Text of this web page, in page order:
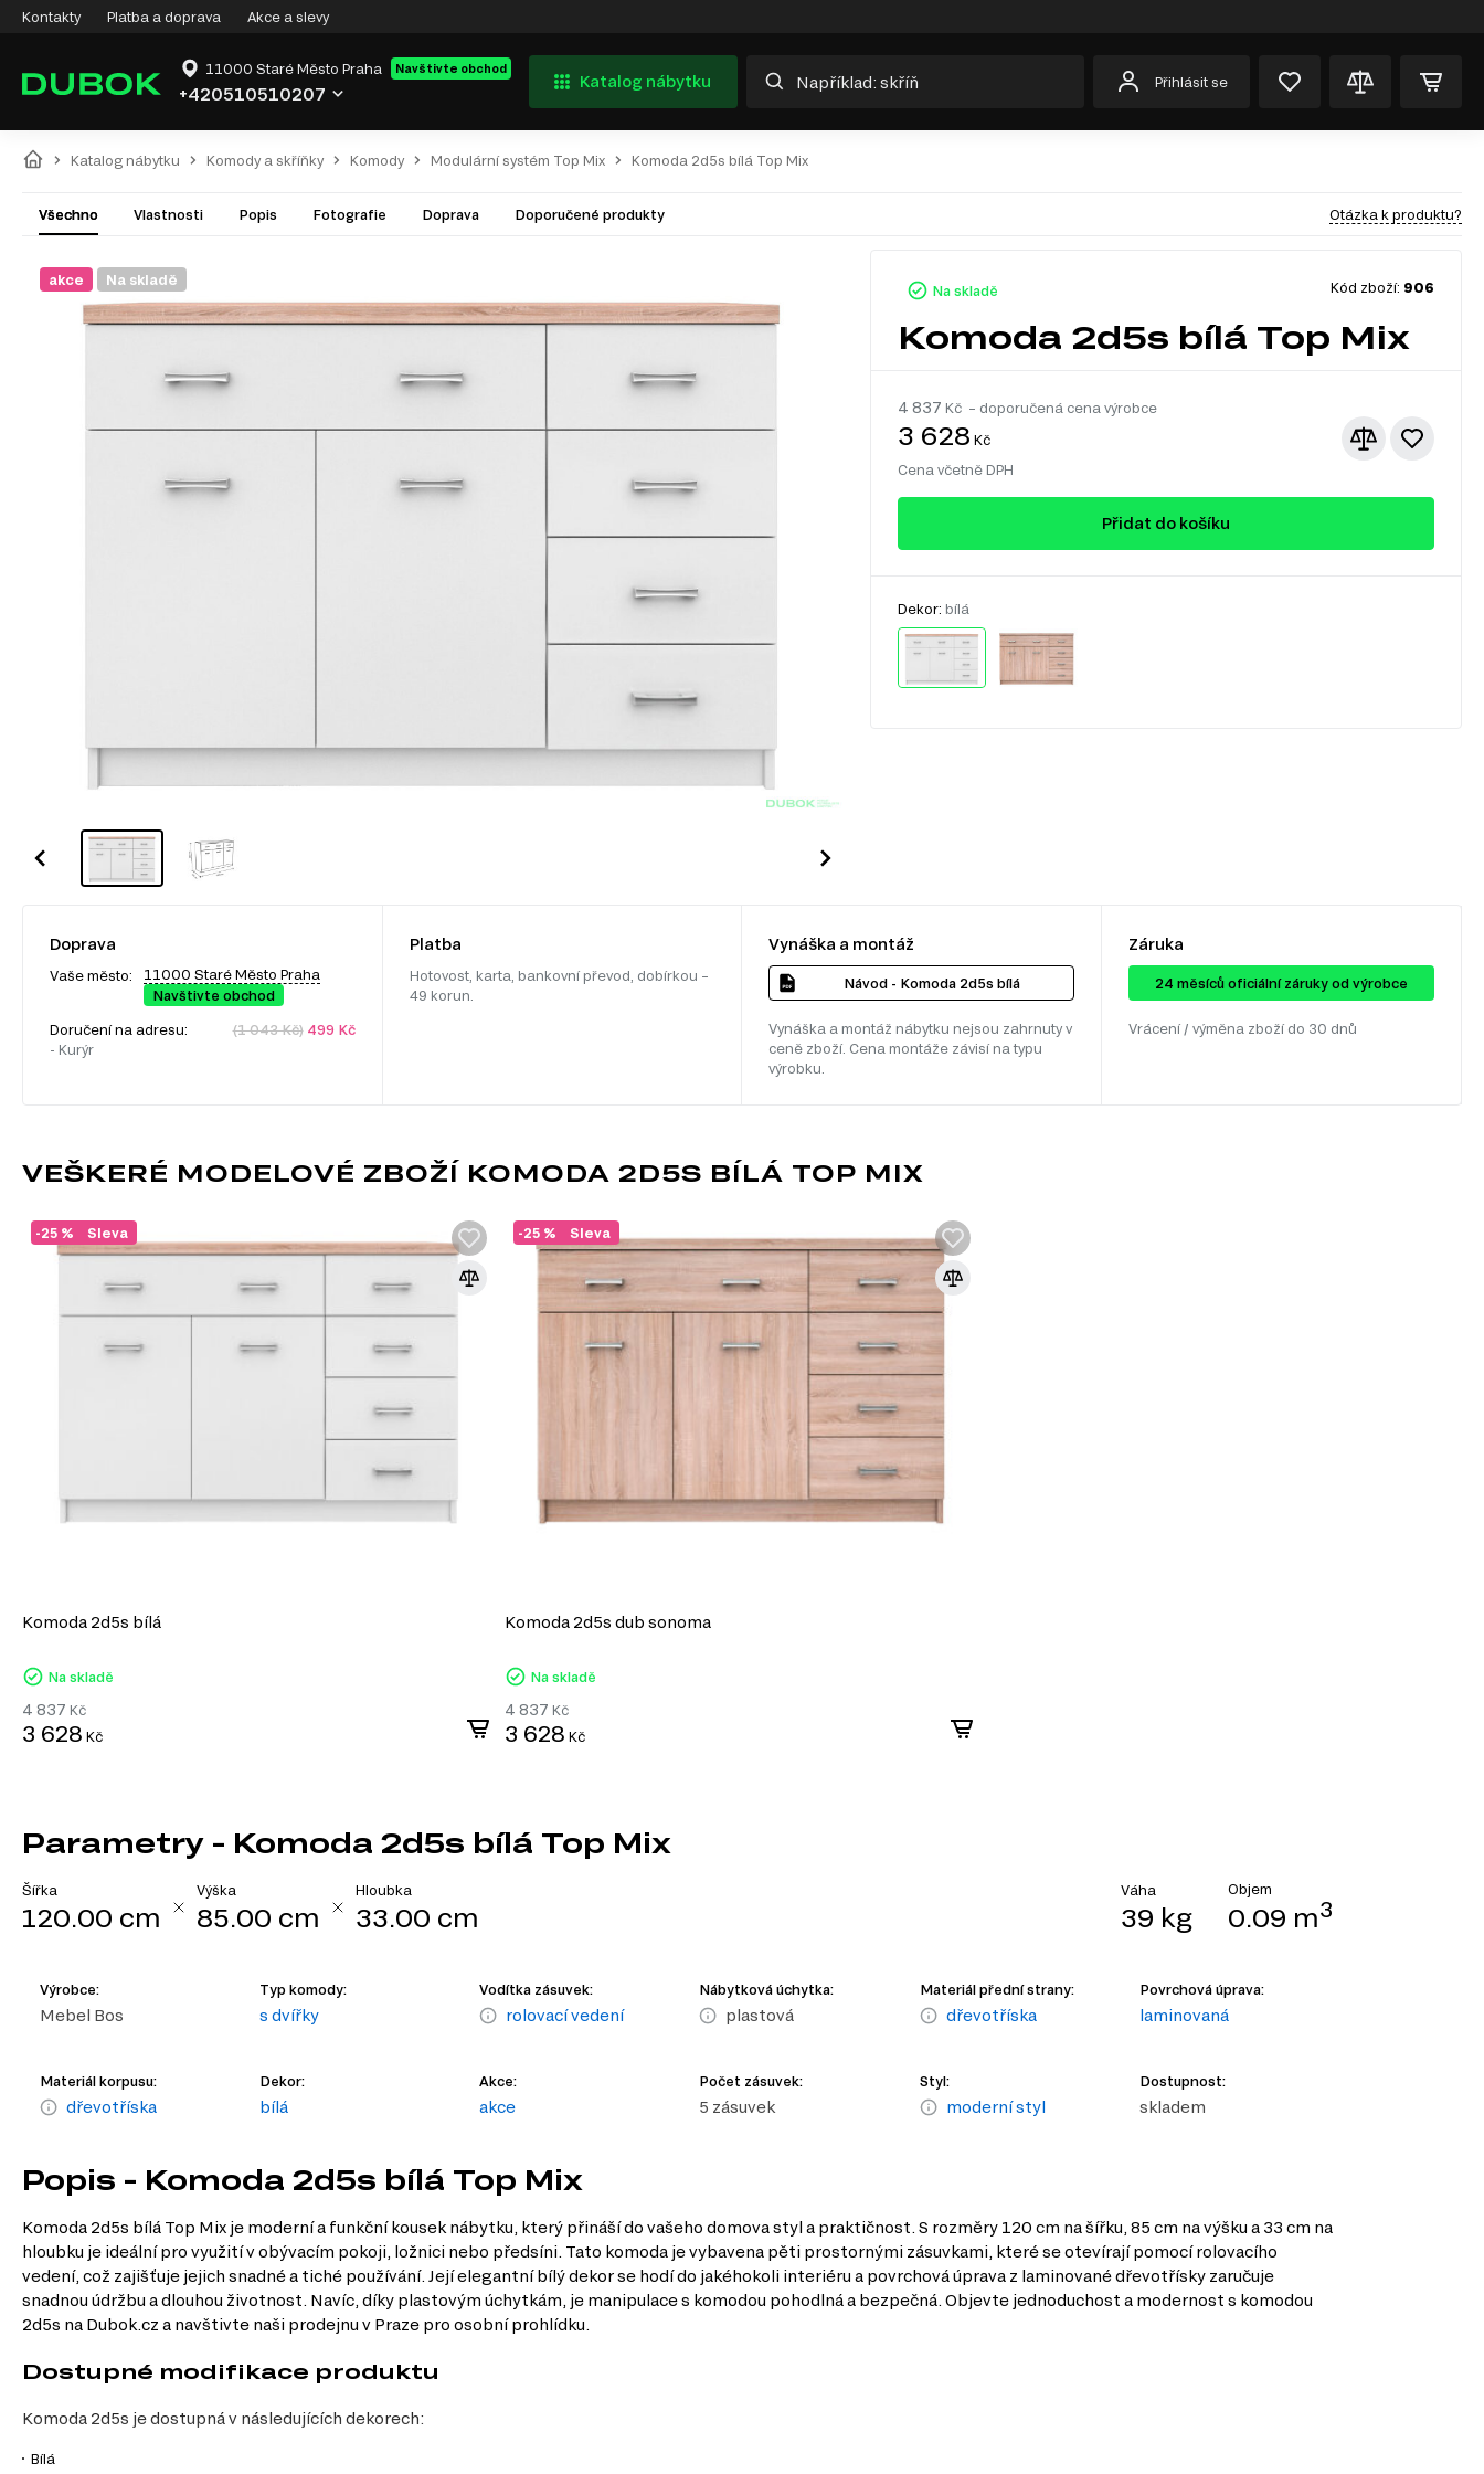
Kontakty Platba a doprava Akce a slevy
11000 Staré Město Praha Navštivte obchod
+420510510207
Katalog nábytku Přihlásit se
Katalog nábytku Komody a skříňky Komody Modulární systém Top Mix Komoda 2d5s bílá Top Mix
Všechno Vlastnosti Popis Fotografie Doprava Doporučené produkty Otázka k produktu?
akce Na skladě
Na skladě Kód zboží: 906
Komoda 2d5s bílá Top Mix
4 837 Kč – doporučená cena výrobce
3 628 Kč
Cena včetně DPH
Přidat do košíku
Dekor: bílá
Doprava
Vaše město:
11000 Staré Město Praha
Navštivte obchod
Doručení na adresu:
- Kurýr
(1 043 Kč)499 Kč
Platba
Hotovost, karta, bankovní převod, dobírkou –
49 korun.
Vynáška a montáž
Návod - Komoda 2d5s bílá
Vynáška a montáž nábytku nejsou zahrnuty v
ceně zboží. Cena montáže závisí na typu
výrobku.
Záruka
24 ​​​​měsíců oficiální záruky od výrobce
Vrácení / výměna zboží do 30 dnů
VEŠKERÉ MODELOVÉ ZBOŽÍ KOMODA 2D5S BÍLÁ TOP MIX
Sleva
-25 %
Komoda 2d5s bílá
Na skladě
4 837 Kč
3 628 Kč
Sleva
-25 %
Komoda 2d5s dub sonoma
Na skladě
4 837 Kč
3 628 Kč
Parametry - Komoda 2d5s bílá Top Mix
Šířka
120.00 cm
Výška
85.00 cm
Hloubka
33.00 cm
Váha
39 kg
Objem
0.09 m3
Výrobce:
Mebel Bos
Typ komody:
s dvířky
Vodítka zásuvek:
rolovací vedení
Nábytková úchytka:
plastová
Materiál přední strany:
dřevotříska
Povrchová úprava:
laminovaná
Materiál korpusu:
dřevotříska
Dekor:
bílá
Akce:
akce
Počet zásuvek:
5 zásuvek
Styl:
moderní styl
Dostupnost:
skladem
Popis - Komoda 2d5s bílá Top Mix
Komoda 2d5s bílá Top Mix je moderní a funkční kousek nábytku, který přináší do vašeho domova styl a praktičnost. S rozměry 120 cm na šířku, 85 cm na výšku a 33 cm na
hloubku je ideální pro využití v obývacím pokoji, ložnici nebo předsíni. Tato komoda je vybavena pěti prostornými zásuvkami, které se otevírají pomocí rolovacího
vedení, což zajišťuje jejich snadné a tiché používání. Její elegantní bílý dekor se hodí do jakéhokoli interiéru a povrchová úprava z laminované dřevotřísky zaručuje
snadnou údržbu a dlouhou životnost. Navíc, díky plastovým úchytkám, je manipulace s komodou pohodlná a bezpečná. Objevte jednoduchost a modernost s komodou
2d5s na Dubok.cz a navštivte naši prodejnu v Praze pro osobní prohlídku.
Dostupné modifikace produktu
Komoda 2d5s je dostupná v následujících dekorech:
Bílá